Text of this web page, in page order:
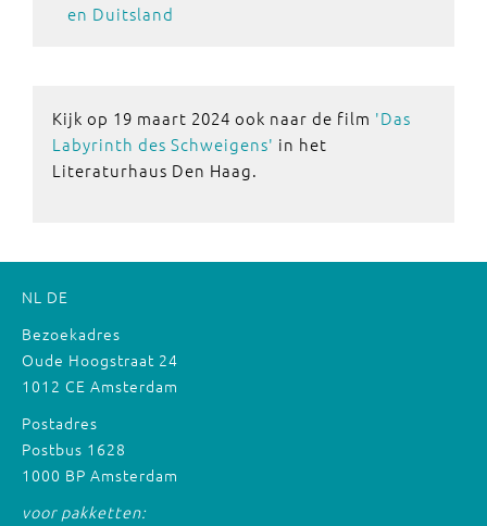
en Duitsland
Kijk op 19 maart 2024 ook naar de film 'Das
Labyrinth des Schweigens' in het
Literaturhaus Den Haag.
NL DE
Bezoekadres
Oude Hoogstraat 24
1012 CE Amsterdam
Postadres
Postbus 1628
1000 BP Amsterdam
voor pakketten: